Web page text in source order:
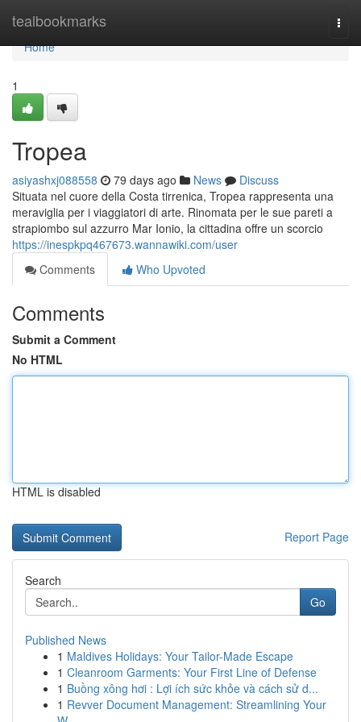
tealbookmarks
Home
Home
1
Tropea
asiyashxj088558 79 days ago News
Discuss
Situata nel cuore della Costa tirrenica, Tropea rappresenta una
meraviglia per i viaggiatori di arte. Rinomata per le sue pareti a
strapiombo sul azzurro Mar Ionio, la cittadina offre un scorcio
https://inespkpq467673.wannawiki.com/user
Comments
Who Upvoted
Comments
Submit a Comment
No HTML
HTML is disabled
Report Page
Search
Go
Published News
1 Maldives Holidays: Your Tailor-Made Escape
1 Cleanroom Garments: Your First Line of Defense
1 Buồng xông hơi : Lợi ích sức khỏe và cách sử d...
1 Revver Document Management: Streamlining Your